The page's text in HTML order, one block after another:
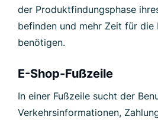
der Produktfindungsphase
befinden und mehr Zeit für die
benötigen.
E-Shop-Fußzeile
In einer Fußzeile sucht der
Verkehrsinformationen,